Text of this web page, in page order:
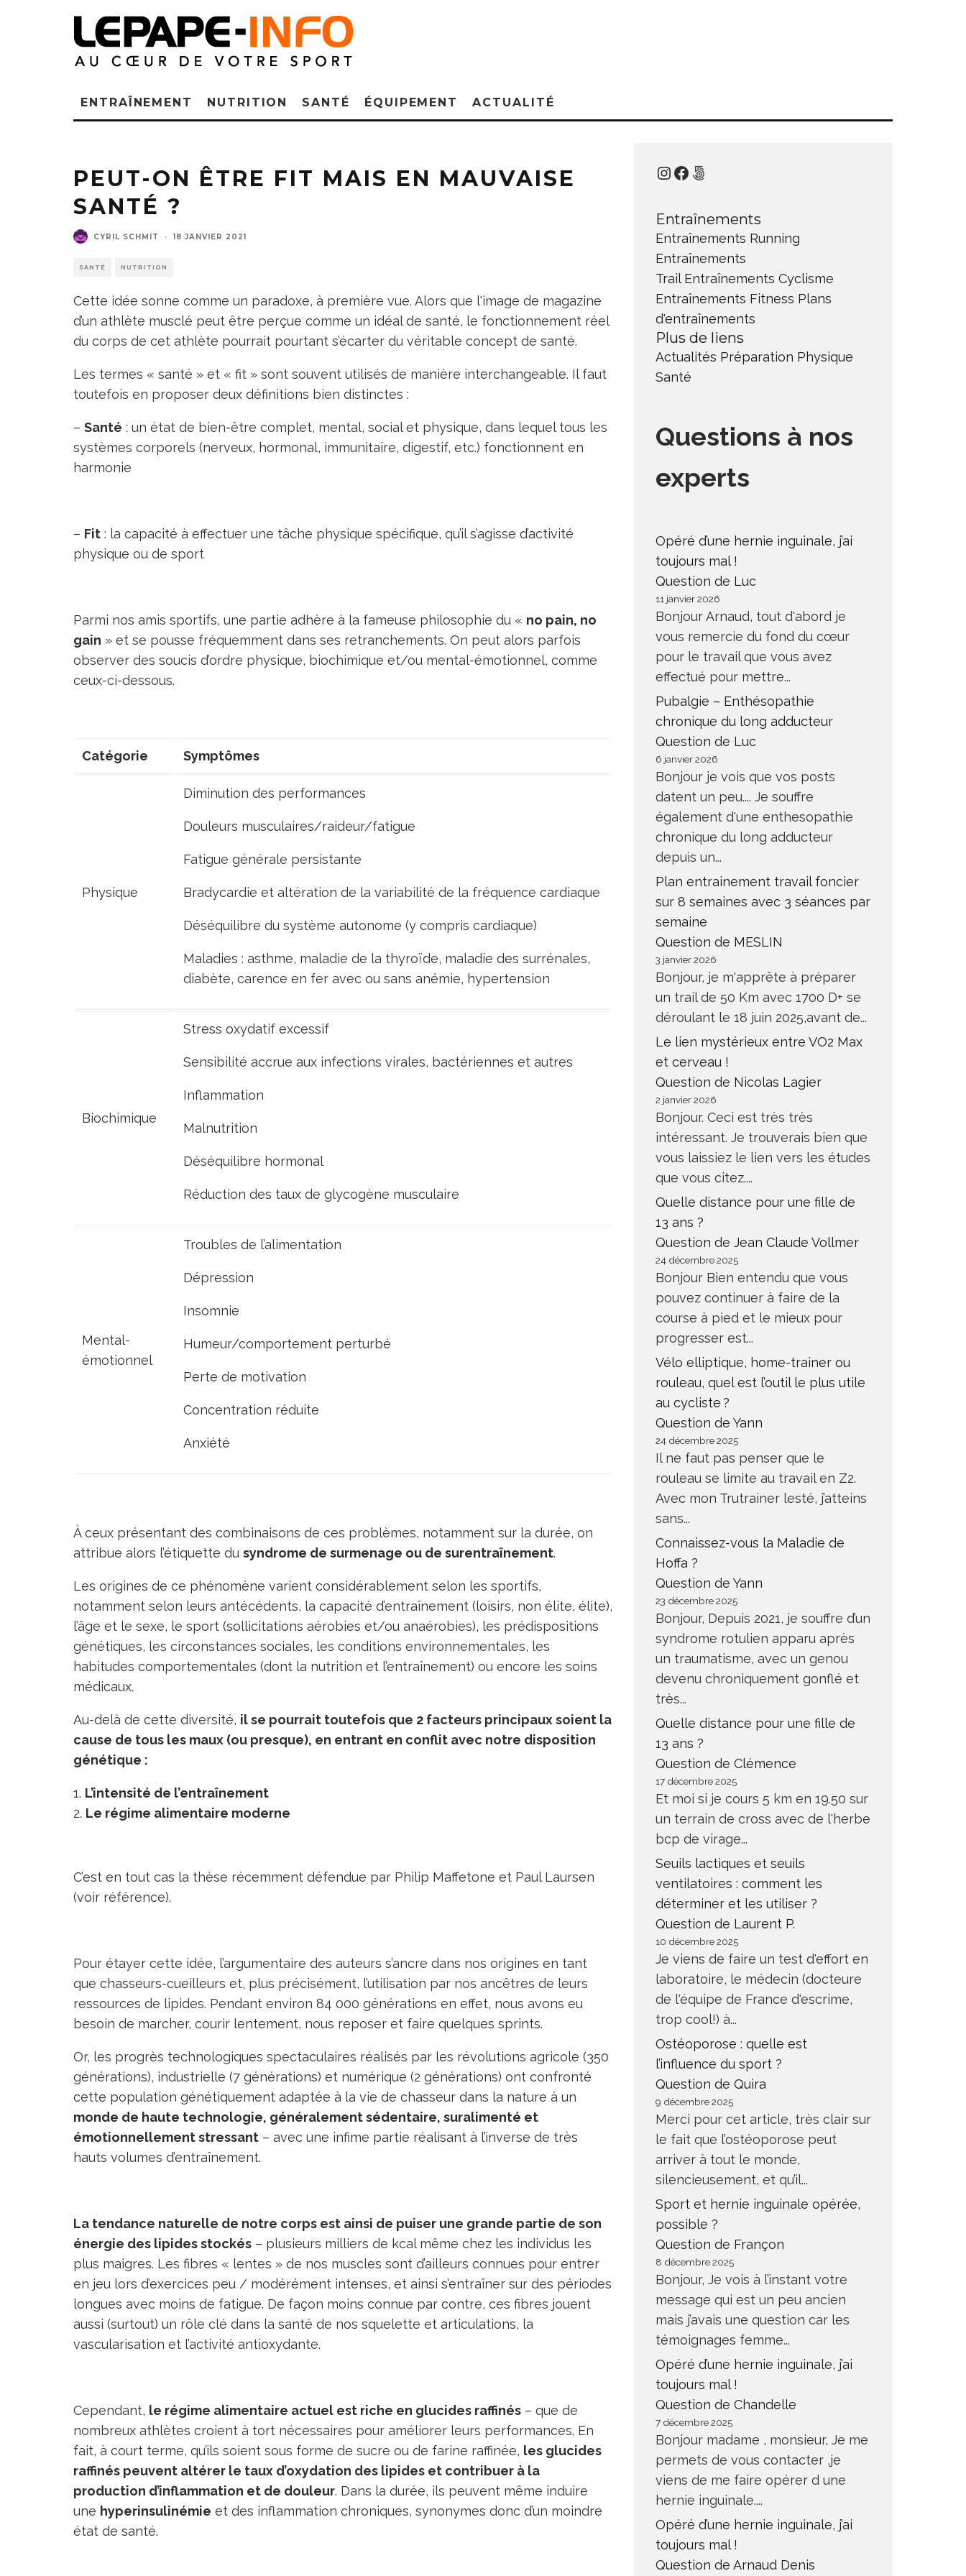
ENTRAÎNEMENT NUTRITION SANTÉ ÉQUIPEMENT ACTUALITÉ
PEUT-ON ÊTRE FIT MAIS EN MAUVAISE
SANTÉ ?
CYRIL SCHMIT · 18 JANVIER 2021
SANTÉ NUTRITION
Cette idée sonne comme un paradoxe, à première vue. Alors que l'image de magazine
d’un athlète musclé peut être perçue comme un idéal de santé, le fonctionnement réel
du corps de cet athlète pourrait pourtant s’écarter du véritable concept de santé.
Les termes « santé » et « fit » sont souvent utilisés de manière interchangeable. Il faut
toutefois en proposer deux définitions bien distinctes :
– Santé : un état de bien-être complet, mental, social et physique, dans lequel tous les
systèmes corporels (nerveux, hormonal, immunitaire, digestif, etc.) fonctionnent en
harmonie
– Fit : la capacité à effectuer une tâche physique spécifique, qu’il s’agisse d’activité
physique ou de sport
Parmi nos amis sportifs, une partie adhère à la fameuse philosophie du « no pain, no
gain » et se pousse fréquemment dans ses retranchements. On peut alors parfois
observer des soucis d’ordre physique, biochimique et/ou mental-émotionnel, comme
ceux-ci-dessous.
Catégorie Symptômes
Physique
Diminution des performances
Douleurs musculaires/raideur/fatigue
Fatigue générale persistante
Bradycardie et altération de la variabilité de la fréquence cardiaque
Déséquilibre du système autonome (y compris cardiaque)
Maladies : asthme, maladie de la thyroïde, maladie des surrénales,
diabète, carence en fer avec ou sans anémie, hypertension
Biochimique
Stress oxydatif excessif
Sensibilité accrue aux infections virales, bactériennes et autres
Inflammation
Malnutrition
Déséquilibre hormonal
Réduction des taux de glycogène musculaire
Mental-
émotionnel
Troubles de l’alimentation
Dépression
Insomnie
Humeur/comportement perturbé
Perte de motivation
Concentration réduite
Anxiété
À ceux présentant des combinaisons de ces problèmes, notamment sur la durée, on
attribue alors l’étiquette du syndrome de surmenage ou de surentraînement.
Les origines de ce phénomène varient considérablement selon les sportifs,
notamment selon leurs antécédents, la capacité d’entraînement (loisirs, non élite, élite),
l’âge et le sexe, le sport (sollicitations aérobies et/ou anaérobies), les prédispositions
génétiques, les circonstances sociales, les conditions environnementales, les
habitudes comportementales (dont la nutrition et l’entraînement) ou encore les soins
médicaux.
Au-delà de cette diversité, il se pourrait toutefois que 2 facteurs principaux soient la
cause de tous les maux (ou presque), en entrant en conflit avec notre disposition
génétique :
L’intensité de l’entraînement
Le régime alimentaire moderne
C’est en tout cas la thèse récemment défendue par Philip Maffetone et Paul Laursen
(voir référence).
Pour étayer cette idée, l’argumentaire des auteurs s’ancre dans nos origines en tant
que chasseurs-cueilleurs et, plus précisément, l’utilisation par nos ancêtres de leurs
ressources de lipides. Pendant environ 84 000 générations en effet, nous avons eu
besoin de marcher, courir lentement, nous reposer et faire quelques sprints.
Or, les progrès technologiques spectaculaires réalisés par les révolutions agricole (350
générations), industrielle (7 générations) et numérique (2 générations) ont confronté
cette population génétiquement adaptée à la vie de chasseur dans la nature à un
monde de haute technologie, généralement sédentaire, suralimenté et
émotionnellement stressant – avec une infime partie réalisant à l’inverse de très
hauts volumes d’entraînement.
La tendance naturelle de notre corps est ainsi de puiser une grande partie de son
énergie des lipides stockés – plusieurs milliers de kcal même chez les individus les
plus maigres. Les fibres « lentes » de nos muscles sont d’ailleurs connues pour entrer
en jeu lors d’exercices peu / modérément intenses, et ainsi s’entraîner sur des périodes
longues avec moins de fatigue. De façon moins connue par contre, ces fibres jouent
aussi (surtout) un rôle clé dans la santé de nos squelette et articulations, la
vascularisation et l’activité antioxydante.
Cependant, le régime alimentaire actuel est riche en glucides raffinés – que de
nombreux athlètes croient à tort nécessaires pour améliorer leurs performances. En
fait, à court terme, qu’ils soient sous forme de sucre ou de farine raffinée, les glucides
raffinés peuvent altérer le taux d’oxydation des lipides et contribuer à la
production d’inflammation et de douleur. Dans la durée, ils peuvent même induire
une hyperinsulinémie et des inflammation chroniques, synonymes donc d’un moindre
état de santé.
Instagram
Facebook
500px
Entraînements
Entraînements Running
Entraînements
Trail Entraînements Cyclisme
Entraînements Fitness Plans
d'entraînements
Plus de liens
Actualités Préparation Physique
Santé
Questions à nos
experts
Opéré d’une hernie inguinale, j’ai
toujours mal !
Question de Luc
11 janvier 2026
Bonjour Arnaud, tout d'abord je
vous remercie du fond du cœur
pour le travail que vous avez
effectué pour mettre...
Pubalgie – Enthésopathie
chronique du long adducteur
Question de Luc
6 janvier 2026
Bonjour je vois que vos posts
datent un peu.... Je souffre
également d'une enthesopathie
chronique du long adducteur
depuis un...
Plan entrainement travail foncier
sur 8 semaines avec 3 séances par
semaine
Question de MESLIN
3 janvier 2026
Bonjour, je m'apprête à préparer
un trail de 50 Km avec 1700 D+ se
déroulant le 18 juin 2025,avant de...
Le lien mystérieux entre VO2 Max
et cerveau !
Question de Nicolas Lagier
2 janvier 2026
Bonjour. Ceci est très très
intéressant. Je trouverais bien que
vous laissiez le lien vers les études
que vous citez....
Quelle distance pour une fille de
13 ans ?
Question de Jean Claude Vollmer
24 décembre 2025
Bonjour Bien entendu que vous
pouvez continuer à faire de la
course à pied et le mieux pour
progresser est...
Vélo elliptique, home-trainer ou
rouleau, quel est l’outil le plus utile
au cycliste ?
Question de Yann
24 décembre 2025
Il ne faut pas penser que le
rouleau se limite au travail en Z2.
Avec mon Trutrainer lesté, j’atteins
sans...
Connaissez-vous la Maladie de
Hoffa ?
Question de Yann
23 décembre 2025
Bonjour, Depuis 2021, je souffre d’un
syndrome rotulien apparu après
un traumatisme, avec un genou
devenu chroniquement gonflé et
très...
Quelle distance pour une fille de
13 ans ?
Question de Clémence
17 décembre 2025
Et moi si je cours 5 km en 19.50 sur
un terrain de cross avec de l'herbe
bcp de virage...
Seuils lactiques et seuils
ventilatoires : comment les
déterminer et les utiliser ?
Question de Laurent P.
10 décembre 2025
Je viens de faire un test d'effort en
laboratoire, le médecin (docteure
de l'équipe de France d'escrime,
trop cool!) à...
Ostéoporose : quelle est
l’influence du sport ?
Question de Quira
9 décembre 2025
Merci pour cet article, très clair sur
le fait que l’ostéoporose peut
arriver à tout le monde,
silencieusement, et qu’il...
Sport et hernie inguinale opérée,
possible ?
Question de Françon
8 décembre 2025
Bonjour, Je vois à l’instant votre
message qui est un peu ancien
mais j’avais une question car les
témoignages femme...
Opéré d’une hernie inguinale, j’ai
toujours mal !
Question de Chandelle
7 décembre 2025
Bonjour madame , monsieur, Je me
permets de vous contacter ,je
viens de me faire opérer d une
hernie inguinale....
Opéré d’une hernie inguinale, j’ai
toujours mal !
Question de Arnaud Denis